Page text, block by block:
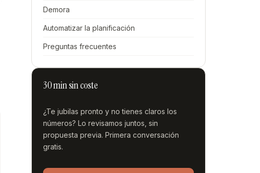
Demora
Automatizar la planificación
Preguntas frecuentes
30 min sin coste
¿Te jubilas pronto y no tienes claros los
números? Lo revisamos juntos, sin
propuesta previa. Primera conversación
gratis.